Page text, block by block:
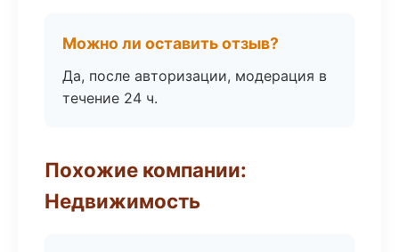
Можно ли оставить отзыв?
Да, после авторизации, модерация в
течение 24 ч.
Похожие компании:
Недвижимость